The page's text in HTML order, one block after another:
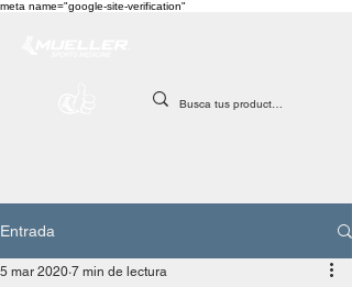
meta name="google-site-verification"
Entrada
5 mar 2020 7 min de lectura